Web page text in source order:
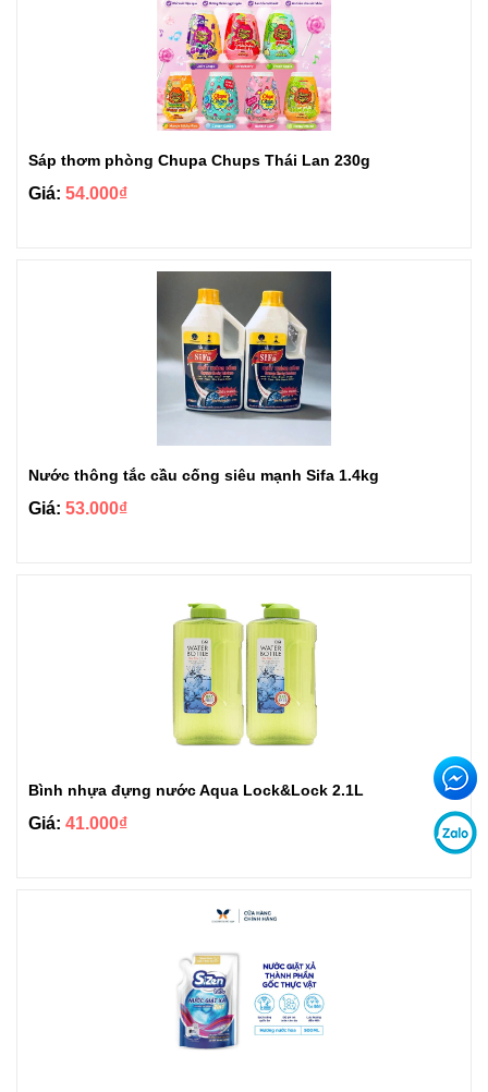
Sáp thơm phòng Chupa Chups Thái Lan 230g
Giá: 54.000₫
Nước thông tắc cầu cống siêu mạnh Sifa 1.4kg
Giá: 53.000₫
Bình nhựa đựng nước Aqua Lock&Lock 2.1L
Giá: 41.000₫